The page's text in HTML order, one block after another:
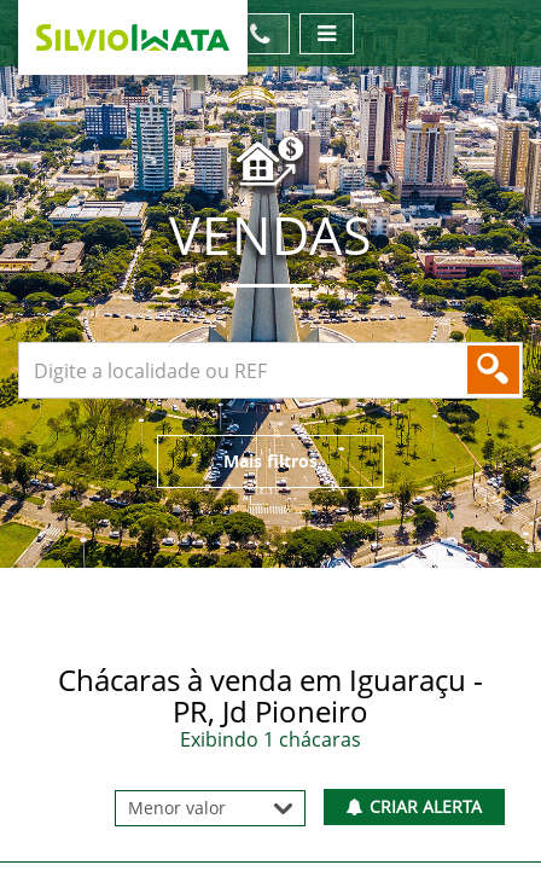
VENDAS
Mais filtros
Chácaras à venda em Iguaraçu -
PR, Jd Pioneiro
Exibindo 1 chácaras
CRIAR ALERTA